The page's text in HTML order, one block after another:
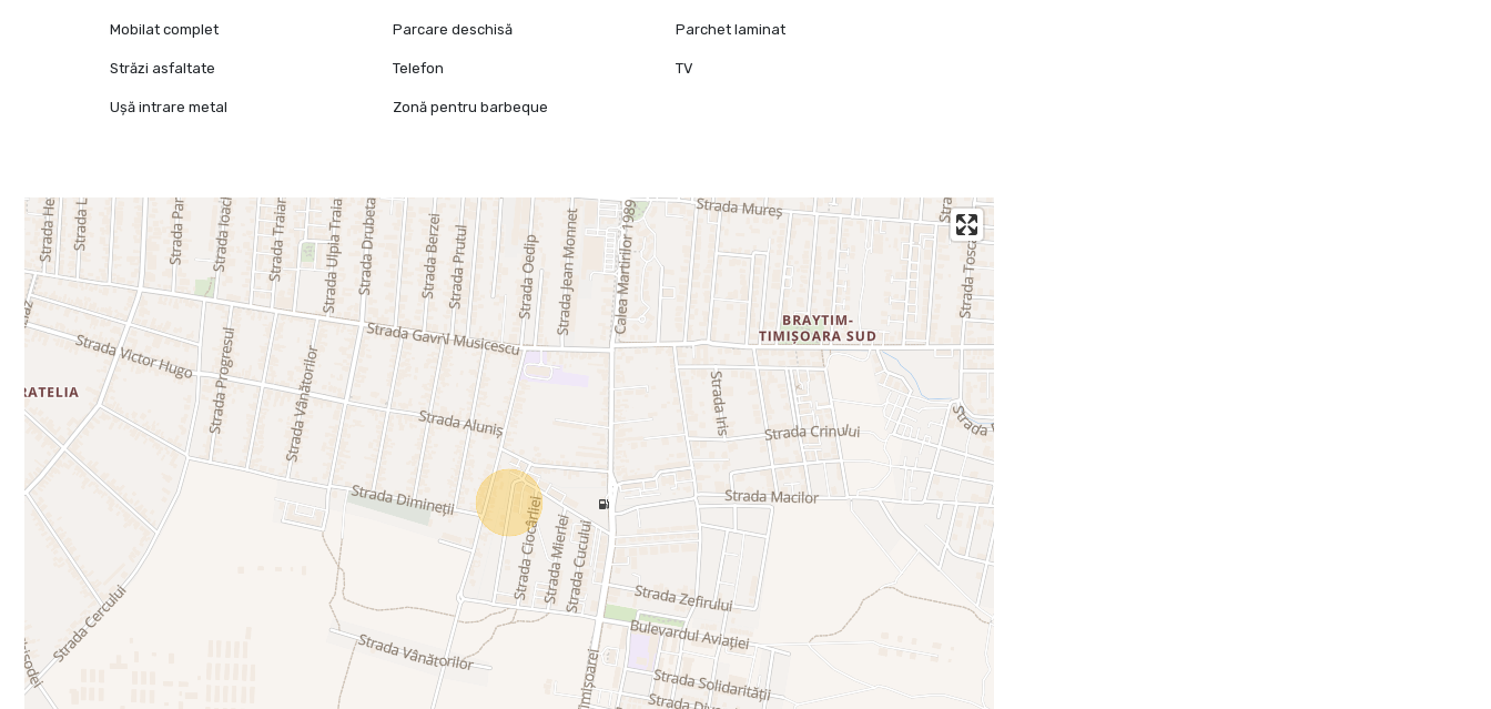
Mobilat complet Parcare deschisă Parchet laminat
Străzi asfaltate Telefon TV
Ușă intrare metal Zonă pentru barbeque